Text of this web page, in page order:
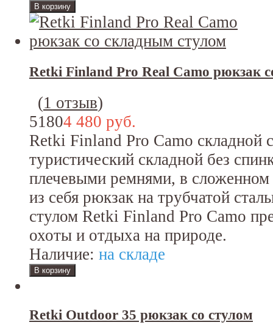
Retki Finland Pro Real Camo рюкзак
(1 отзыв)
51804 480 руб.
Retki Finland Pro Camo складной
туристический складной без
плечевыми ремнями, в сложенном
из себя рюкзак на трубчатой
стулом Retki Finland Pro Camo
охоты и отдыха на природе.
Наличие: на складе
Retki Outdoor 35 рюкзак со стулом